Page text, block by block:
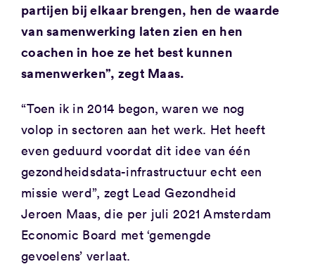
partijen bij elkaar brengen, hen de waarde
van samenwerking laten zien en hen
coachen in hoe ze het best kunnen
samenwerken”, zegt Maas.
“Toen ik in 2014 begon, waren we nog
volop in sectoren aan het werk. Het heeft
even geduurd voordat dit idee van één
gezondheidsdata-infrastructuur echt een
missie werd”, zegt Lead Gezondheid
Jeroen Maas, die per juli 2021 Amsterdam
Economic Board met ‘gemengde
gevoelens’ verlaat.